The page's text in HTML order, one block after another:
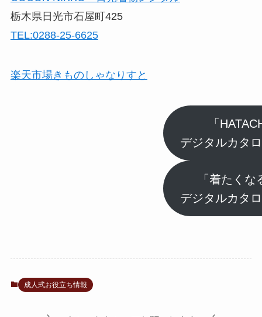
栃木県日光市石屋町425
TEL:0288-25-6625
楽天市場きものしゃなりすと
「
デジタルカタ
「着たくな
デジタルカタ
成人式お役立ち情報